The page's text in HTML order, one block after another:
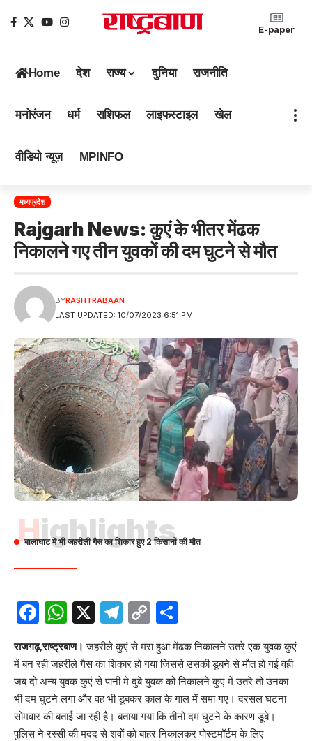
E-paper
Home देश राज्य दुनिया राजनीति
मनोरंजन धर्म राशिफल लाइफस्टाइल खेल
वीडियो न्यूज़ MPINFO
मध्यप्रदेश
Rajgarh News: कुएं के भीतर मेंढक
निकालने गए तीन युवकों की दम घुटने से मौत
LAST UPDATED: 10/07/2023 6:51 PM
BYRASHTRABAAN
Highlights
बालाघाट में भी जहरीली गैस का शिकार हुए 2 किसानों की मौत
Facebook
WhatsApp
X Telegram
Copy
Link
राजगढ़,राष्ट्रबाण। जहरीले कुएं से मरा हुआ मेंढक निकालने उतरे एक युवक कुएं
में बन रही जहरीले गैस का शिकार हो गया जिससे उसकी डूबने से मौत हो गई वही
जब दो अन्य युवक कुएं से पानी मे दुबे युवक को निकालने कुएं में उतरे तो उनका
भी दम घुटने लगा और वह भी डूबकर काल के गाल में समा गए। दरसल घटना
सोमवार की बताई जा रही है। बताया गया कि तीनों दम घुटने के कारण डूबे।
पुलिस ने रस्सी की मदद से शवों को बाहर निकालकर पोस्टमॉर्टम के लिए